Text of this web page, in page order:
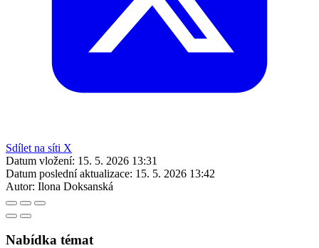
Sdílet na síti X
Datum vložení: 15. 5. 2026 13:31
Datum poslední aktualizace: 15. 5. 2026 13:42
Autor: Ilona Doksanská
Nabídka témat